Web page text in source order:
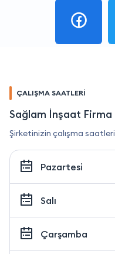
ÇALIŞMA SAATLERİ
Sağlam İnşaat Firma
Şirketinizin çalışma saatleri
Pazartesi
Salı
Çarşamba